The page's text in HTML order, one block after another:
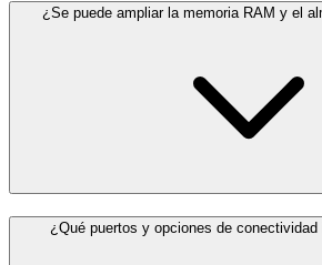
¿Se puede ampliar la memoria RAM y el
¿Qué puertos y opciones de